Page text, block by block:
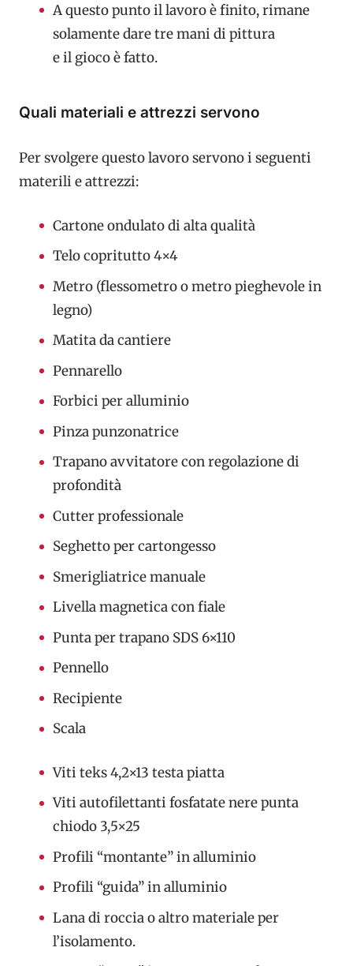
A questo punto il lavoro è finito, rimane
solamente dare tre mani di pittura
e il gioco è fatto.
Quali materiali e attrezzi servono
Per svolgere questo lavoro servono i seguenti
materili e attrezzi:
Cartone ondulato di alta qualità
Telo copritutto 4×4
Metro (flessometro o metro pieghevole in
legno)
Matita da cantiere
Pennarello
Forbici per alluminio
Pinza punzonatrice
Trapano avvitatore con regolazione di
profondità
Cutter professionale
Seghetto per cartongesso
Smerigliatrice manuale
Livella magnetica con fiale
Punta per trapano SDS 6×110
Pennello
Recipiente
Scala
Viti teks 4,2×13 testa piatta
Viti autofilettanti fosfatate nere punta
chiodo 3,5×25
Profili “montante” in alluminio
Profili “guida” in alluminio
Lana di roccia o altro materiale per
l’isolamento.